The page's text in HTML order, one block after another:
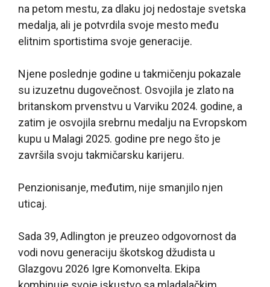
na petom mestu, za dlaku joj nedostaje svetska
medalja, ali je potvrdila svoje mesto među
elitnim sportistima svoje generacije.
Njene poslednje godine u takmičenju pokazale
su izuzetnu dugovečnost. Osvojila je zlato na
britanskom prvenstvu u Varviku 2024. godine, a
zatim je osvojila srebrnu medalju na Evropskom
kupu u Malagi 2025. godine pre nego što je
završila svoju takmičarsku karijeru.
Penzionisanje, međutim, nije smanjilo njen
uticaj.
Sada 39, Adlington je preuzeo odgovornost da
vodi novu generaciju škotskog džudista u
Glazgovu 2026 Igre Komonvelta. Ekipa